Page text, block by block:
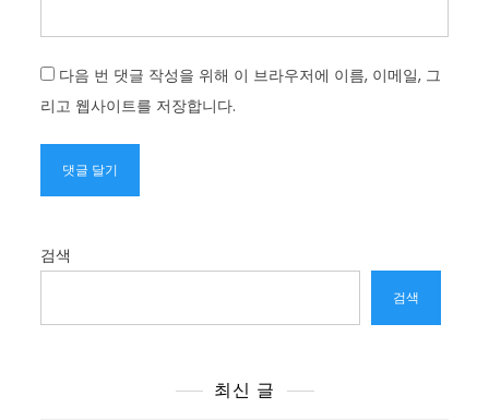
다음 번 댓글 작성을 위해 이 브라우저에 이름, 이메일, 그
리고 웹사이트를 저장합니다.
검색
검색
최신 글